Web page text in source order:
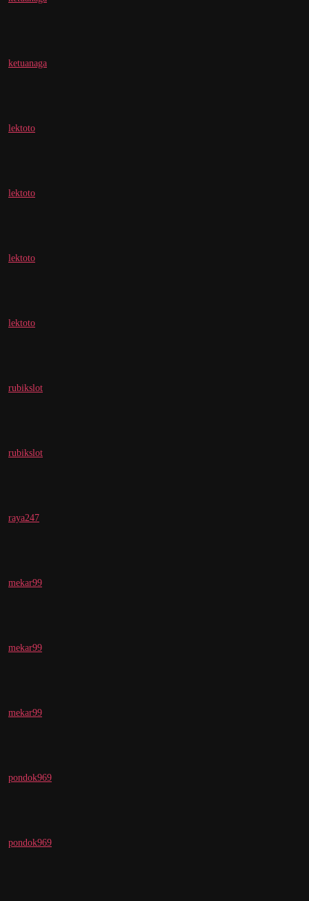
ketuanaga
lektoto
lektoto
lektoto
lektoto
rubikslot
rubikslot
raya247
mekar99
mekar99
mekar99
pondok969
pondok969